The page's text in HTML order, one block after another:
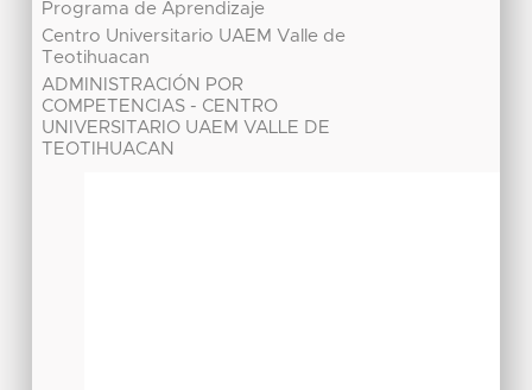
Programa de Aprendizaje
Centro Universitario UAEM Valle de
Teotihuacan
ADMINISTRACIÓN POR
COMPETENCIAS - CENTRO
UNIVERSITARIO UAEM VALLE DE
TEOTIHUACAN